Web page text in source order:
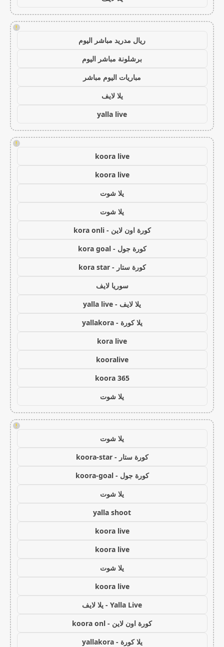
!
ريال مدريد مباشر اليوم
برشلونة مباشر اليوم
مباريات اليوم مباشر
يلا لايف
yalla live
!
koora live
koora live
يلا شوت
يلا شوت
كورة اون لاين - kora onli
كورة جول - kora goal
كورة ستار - kora star
سوريا لايف
يلا لايف - yalla live
يلا كورة - yallakora
kora live
kooralive
koora 365
يلا شوت
!
يلا شوت
كورة ستار - koora-star
كورة جول - koora-goal
يلا شوت
yalla shoot
koora live
koora live
يلا شوت
koora live
Yalla Live - يلا لايف
كورة اون لاين - koora onl
يلا كورة - yallakora